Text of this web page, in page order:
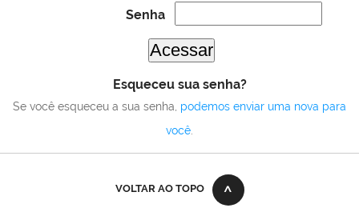
Senha
Esqueceu sua senha?
Se você esqueceu a sua senha, podemos enviar uma nova para
você
VOLTAR AO TOPO